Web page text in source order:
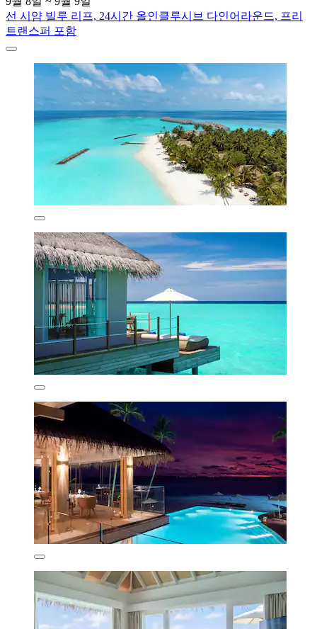
선 시얌 빌루 리프, 24시간 올인클루시브 다인어라운드, 프리
트랜스퍼 포함